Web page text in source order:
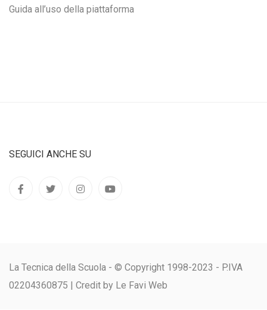
Guida all’uso della piattaforma
SEGUICI ANCHE SU
La Tecnica della Scuola - © Copyright 1998-2023 - P.IVA
02204360875 | Credit by Le Favi Web